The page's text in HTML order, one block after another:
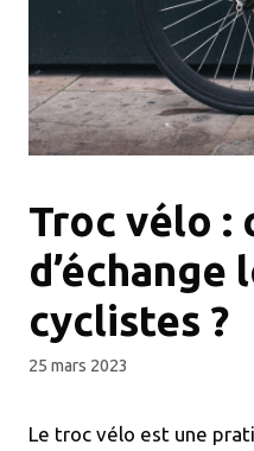
Troc vélo :
cyclistes ?
25 mars 2023
Le troc vélo est une